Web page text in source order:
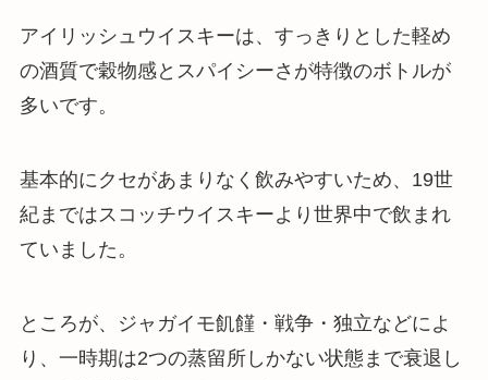
アイリッシュウイスキーは、 すっきりとした軽め
の酒質で穀物感とスパイシーさが特徴のボトルが
多いです。
基本的にクセがあまりなく飲みやすいため、19世
紀まではスコッチウイスキーより世界中で飲まれ
ていました。
ところが、ジャガイモ飢饉・戦争・独立などによ
り、一時期は2つの蒸留所しかない状態まで衰退し